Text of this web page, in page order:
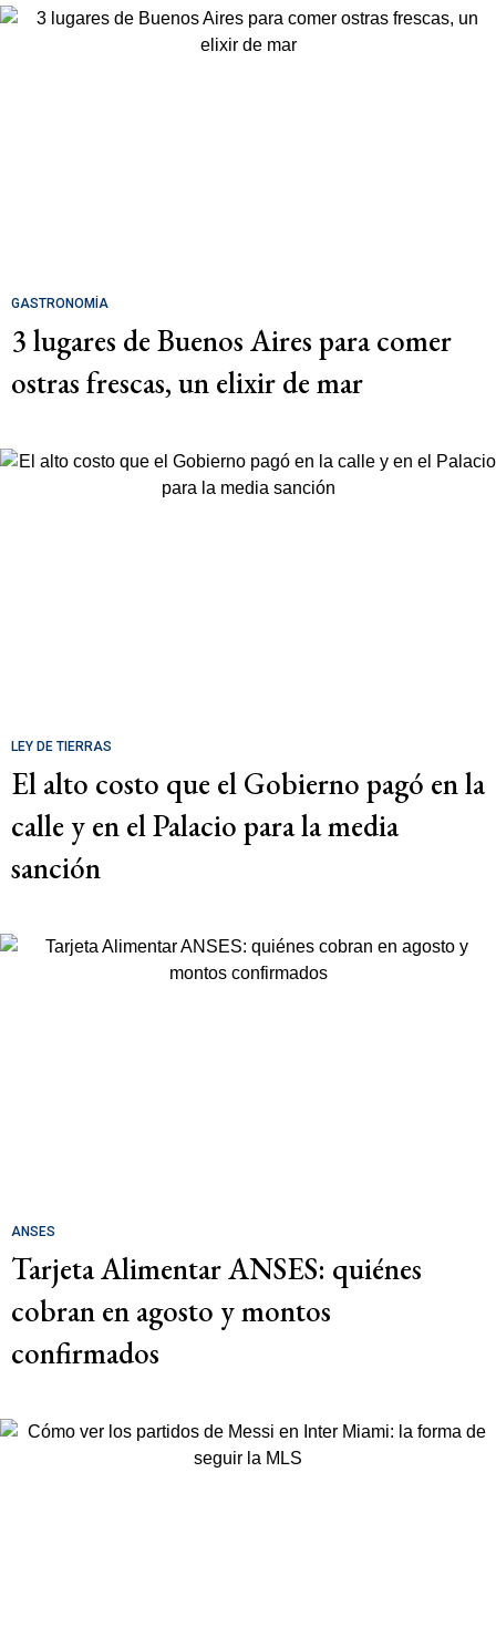
GASTRONOMÍA
3 lugares de Buenos Aires para comer
ostras frescas, un elixir de mar
LEY DE TIERRAS
El alto costo que el Gobierno pagó en la
calle y en el Palacio para la media
sanción
ANSES
Tarjeta Alimentar ANSES: quiénes
cobran en agosto y montos
confirmados